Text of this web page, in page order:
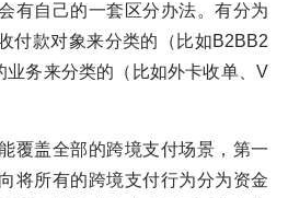
有自己的一套区分办法。有分为
付款对象来分类的（比如B2BB2
业务来分类的（比如外卡收单、V
覆盖全部的跨境支付场景，第一
将所有的跨境支付行为分为资金